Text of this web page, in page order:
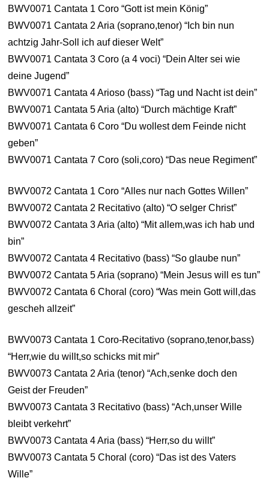
BWV0071 Cantata 1 Coro “Gott ist mein König”
BWV0071 Cantata 2 Aria (soprano,tenor) “Ich bin nun
achtzig Jahr-Soll ich auf dieser Welt”
BWV0071 Cantata 3 Coro (a 4 voci) “Dein Alter sei wie
deine Jugend”
BWV0071 Cantata 4 Arioso (bass) “Tag und Nacht ist dein”
BWV0071 Cantata 5 Aria (alto) “Durch mächtige Kraft”
BWV0071 Cantata 6 Coro “Du wollest dem Feinde nicht
geben”
BWV0071 Cantata 7 Coro (soli,coro) “Das neue Regiment”
BWV0072 Cantata 1 Coro “Alles nur nach Gottes Willen”
BWV0072 Cantata 2 Recitativo (alto) “O selger Christ”
BWV0072 Cantata 3 Aria (alto) “Mit allem,was ich hab und
bin”
BWV0072 Cantata 4 Recitativo (bass) “So glaube nun”
BWV0072 Cantata 5 Aria (soprano) “Mein Jesus will es tun”
BWV0072 Cantata 6 Choral (coro) “Was mein Gott will,das
gescheh allzeit”
BWV0073 Cantata 1 Coro-Recitativo (soprano,tenor,bass)
“Herr,wie du willt,so schicks mit mir”
BWV0073 Cantata 2 Aria (tenor) “Ach,senke doch den
Geist der Freuden”
BWV0073 Cantata 3 Recitativo (bass) “Ach,unser Wille
bleibt verkehrt”
BWV0073 Cantata 4 Aria (bass) “Herr,so du willt”
BWV0073 Cantata 5 Choral (coro) “Das ist des Vaters
Wille”